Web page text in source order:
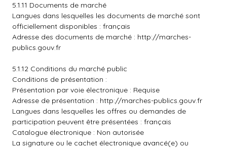
5.1.11 Documents de marché
Langues dans lesquelles les documents de marché sont
officiellement disponibles : français
Adresse des documents de marché : http://marches-
publics.gouv.fr
5.1.12 Conditions du marché public
Conditions de présentation :
Présentation par voie électronique : Requise
Adresse de présentation : http://marches-publics.gouv.fr
Langues dans lesquelles les offres ou demandes de
participation peuvent être présentées : français
Catalogue électronique : Non autorisée
La signature ou le cachet électronique avancé(e) ou